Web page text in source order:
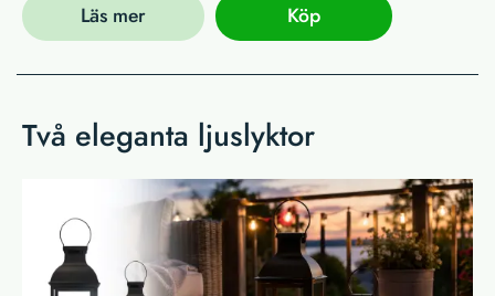
Läs mer Köp
Två eleganta ljuslyktor